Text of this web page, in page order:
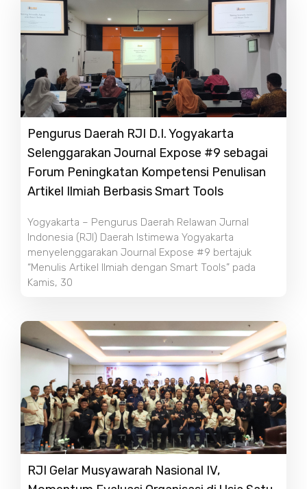
Pengurus Daerah RJI D.I. Yogyakarta
Selenggarakan Journal Expose #9 sebagai
Forum Peningkatan Kompetensi Penulisan
Artikel Ilmiah Berbasis Smart Tools
Yogyakarta – Pengurus Daerah Relawan Jurnal
Indonesia (RJI) Daerah Istimewa Yogyakarta
menyelenggarakan Journal Expose #9 bertajuk
“Menulis Artikel Ilmiah dengan Smart Tools” pada
Kamis, 30
RJI Gelar Musyawarah Nasional IV,